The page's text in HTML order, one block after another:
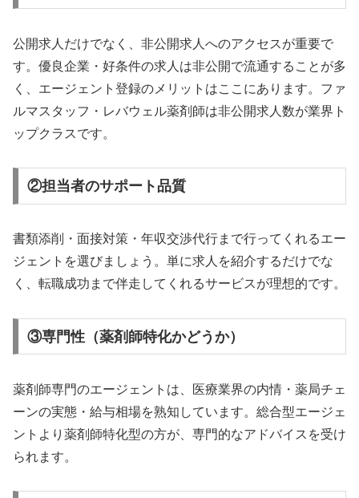
公開求人だけでなく、非公開求人へのアクセスが重要で
す。優良企業・好条件の求人は非公開で流通することが多
く、エージェント登録のメリットはここにあります。ファ
ルマスタッフ・レバウェル薬剤師は非公開求人数が業界ト
ップクラスです。
②担当者のサポート品質
書類添削・面接対策・年収交渉代行まで行ってくれるエー
ジェントを選びましょう。単に求人を紹介するだけでな
く、転職成功まで伴走してくれるサービスが理想的です。
③専門性（薬剤師特化かどうか）
薬剤師専門のエージェントは、医療業界の内情・薬局チェ
ーンの実態・給与相場を熟知しています。総合型エージェ
ントより薬剤師特化型の方が、専門的なアドバイスを受け
られます。